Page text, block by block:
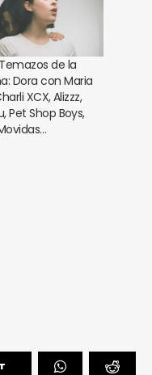
de la
Dora con Maria
XCX, Alizzz,
Pet Shop Boys,